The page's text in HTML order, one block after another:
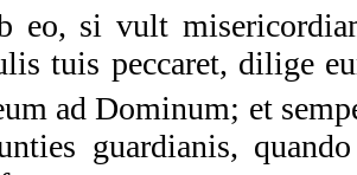
eo, si vult
tuis peccaret, dilige
ad Dominum; et
guardianis,